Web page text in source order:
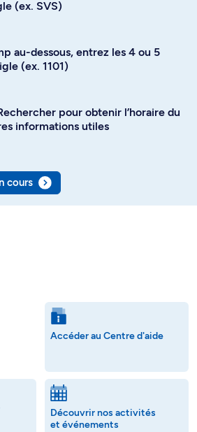
(ex. SVS)
au-dessous, entrez les 4 ou 5
(ex. 1101)
pour obtenir l’horaire du
informations utiles
cours
Accéder au Centre d'aide
Découvrir nos activités
et événements